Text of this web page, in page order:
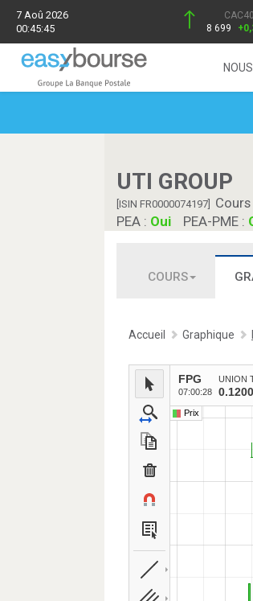
7 Aoû 2026
00:45:45
CAC40
8 699
UTI GROUP
[ISIN FR0000074197] Cours
PEA : Oui PEA-PME :
COURS
Accueil Graphique